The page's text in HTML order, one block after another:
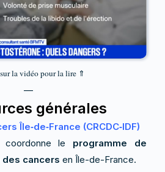
la vidéo pour la lire ⇑
—
générales
Île‑de‑France (CRCDC‑IDF)
coordonne le programme de
cancers en Île-de-France.